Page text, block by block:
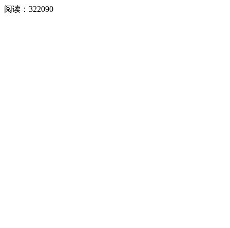
阅读： 322090